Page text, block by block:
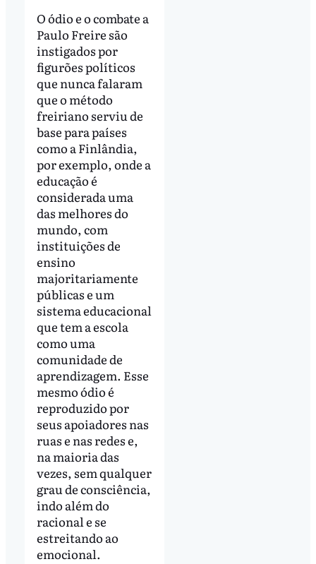
O ódio e o combate a
Paulo Freire são
instigados por
figurões políticos
que nunca falaram
que o método
freiriano serviu de
base para países
como a Finlândia,
por exemplo, onde a
educação é
considerada uma
das melhores do
mundo, com
instituições de
ensino
majoritariamente
públicas e um
sistema educacional
que tem a escola
como uma
comunidade de
aprendizagem. Esse
mesmo ódio é
reproduzido por
seus apoiadores nas
ruas e nas redes e,
na maioria das
vezes, sem qualquer
grau de consciência,
indo além do
racional e se
estreitando ao
emocional.